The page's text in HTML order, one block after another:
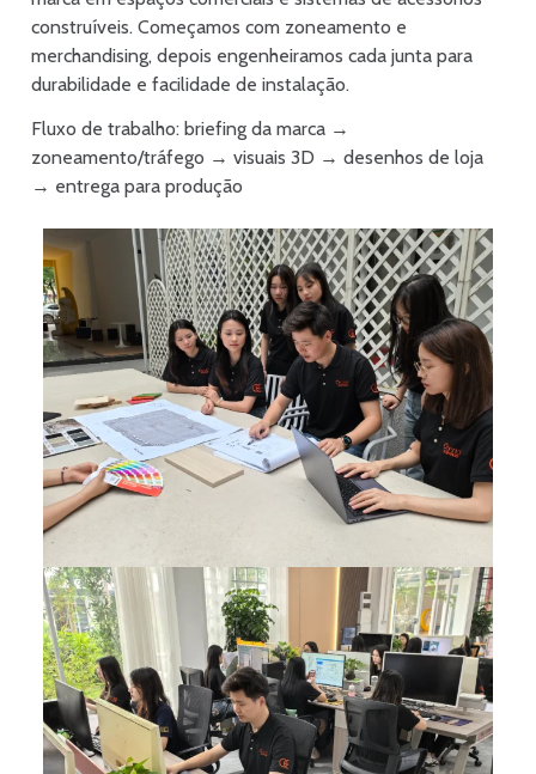
construíveis. Começamos com zoneamento e
merchandising, depois engenheiramos cada junta para
durabilidade e facilidade de instalação.
Fluxo de trabalho: briefing da marca →
zoneamento/tráfego → visuais 3D → desenhos de loja
→ entrega para produção